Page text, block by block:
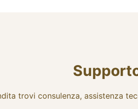
trovi consulenza, assistenza